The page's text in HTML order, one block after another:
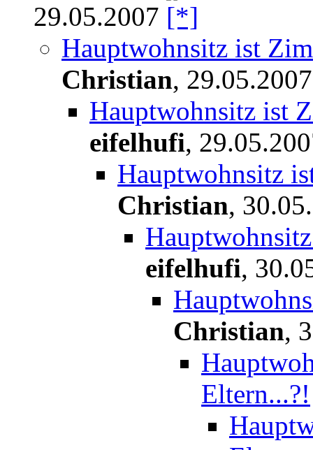
29.05.2007
Hauptwohnsitz ist
Christian, 29.05.2007
Hauptwohnsitz ist
eifelhufi,
Hauptwohnsitz
Christian,
eifelhufi,
Christian,
Eltern...?!